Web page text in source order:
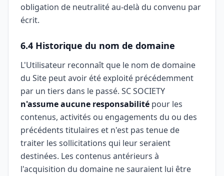
obligation de neutralité au-delà du convenu par
écrit.
6.4 Historique du nom de domaine
L'Utilisateur reconnaît que le nom de domaine
du Site peut avoir été exploité précédemment
par un tiers dans le passé. SC SOCIETY
n'assume aucune responsabilité pour les
contenus, activités ou engagements du ou des
précédents titulaires et n'est pas tenue de
traiter les sollicitations qui leur seraient
destinées. Les contenus antérieurs à
l'acquisition du domaine ne sauraient lui être